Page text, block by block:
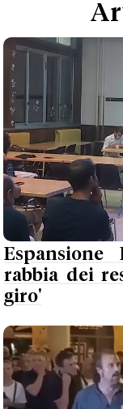
rabbia dei
giro'